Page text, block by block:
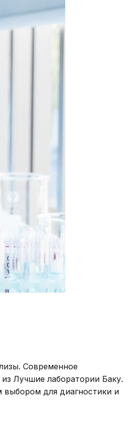
Современное
Лучшие лаборатории Баку.
выбором для диагностики и